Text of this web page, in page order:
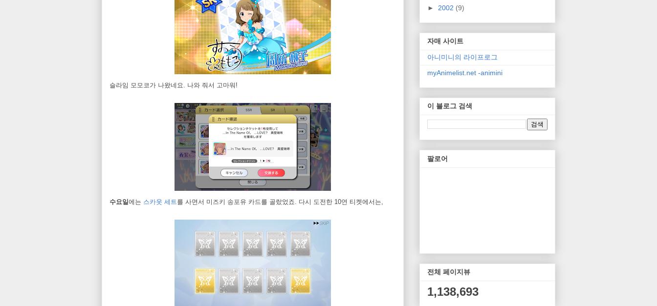
슬라임 모모코가 나왔네요. 나와 줘서 고마워!
수요일에는 스카웃 세트를 사면서 미즈키 송포유 카드를 골랐었죠. 다시 도전한 10연 티켓에서는,
► 2002 (9)
자매 사이트
아니미니의 라이프로그
myAnimelist.net -animini
이 블로그 검색
팔로어
전체 페이지뷰
1,138,693